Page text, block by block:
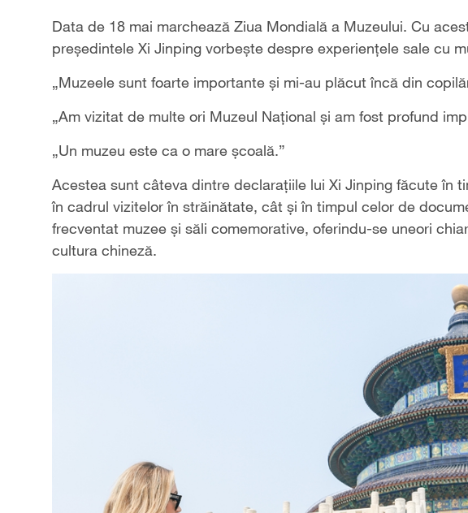
Data de 18 mai marchează Ziua Mondială a Muzeului. Cu
președintele Xi Jinping vorbește despre experiențele sale cu
„Muzeele sunt foarte importante și mi-au plăcut încă din
„Am vizitat de multe ori Muzeul Național și am fost profund
„Un muzeu este ca o mare școală.”
Acestea sunt câteva dintre declarațiile lui Xi Jinping făcute în
în cadrul vizitelor în străinătate, cât și în timpul celor de
frecventat muzee și săli comemorative, oferindu-se uneori
cultura chineză.